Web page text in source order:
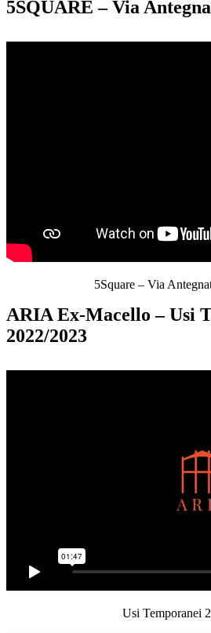
5SQUARE – Via
5Square – Via
ARIA Ex-Macello – Usi
2022/2023
Usi Temporanei